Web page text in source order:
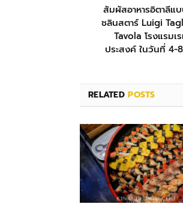
สัมผัสอาหารอิตาลีแ
ชลินสตาร์ Luigi
Tavola โรงแรมเ
ประสงค์ ในวันที่
RELATEDPOSTS